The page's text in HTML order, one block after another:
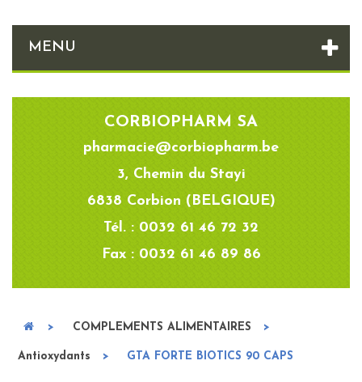
MENU
CORBIOPHARM SA
pharmacie@corbiopharm.be
3, Chemin du Stayi
6838 Corbion (BELGIQUE)
Tél. : 0032 61 46 72 32
Fax : 0032 61 46 89 86
> COMPLEMENTS ALIMENTAIRES >
Antioxydants > GTA FORTE BIOTICS 90 CAPS